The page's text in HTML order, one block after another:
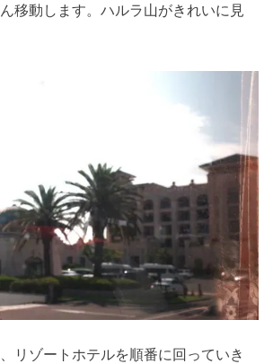
移動します。ハルラ山がきれいに見
リゾートホテルを順番に回っていき